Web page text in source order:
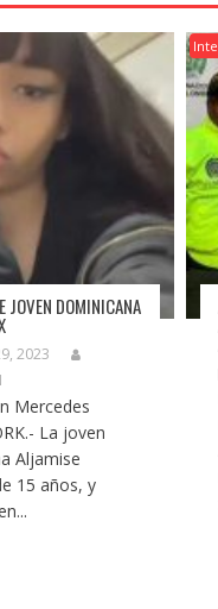
JOVEN DOMINICANA
2023
Mercedes
La joven
Aljamise
15 años, y